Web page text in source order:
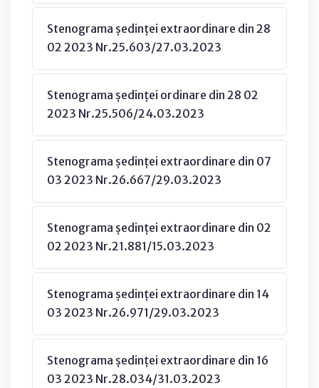
Stenograma ședinței extraordinare din 28
02 2023 Nr.25.603/27.03.2023
Stenograma ședinței ordinare din 28 02
2023 Nr.25.506/24.03.2023
Stenograma ședinței extraordinare din 07
03 2023 Nr.26.667/29.03.2023
Stenograma ședinței extraordinare din 02
02 2023 Nr.21.881/15.03.2023
Stenograma ședinței extraordinare din 14
03 2023 Nr.26.971/29.03.2023
Stenograma ședinței extraordinare din 16
03 2023 Nr.28.034/31.03.2023